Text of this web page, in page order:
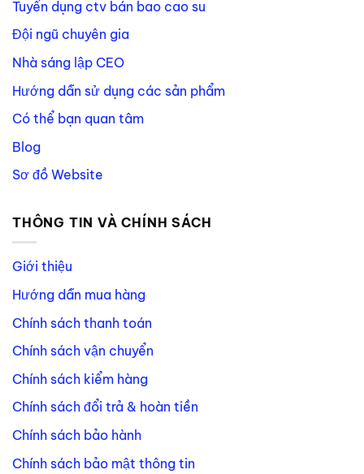
Tuyển dụng ctv bán bao cao su
Đội ngũ chuyên gia
Nhà sáng lập CEO
Hướng dẫn sử dụng các sản phẩm
Có thể bạn quan tâm
Blog
Sơ đồ Website
THÔNG TIN VÀ CHÍNH SÁCH
Giới thiệu
Hướng dẫn mua hàng
Chính sách thanh toán
Chính sách vận chuyển
Chính sách kiểm hàng
Chính sách đổi trả & hoàn tiền
Chính sách bảo hành
Chính sách bảo mật thông tin